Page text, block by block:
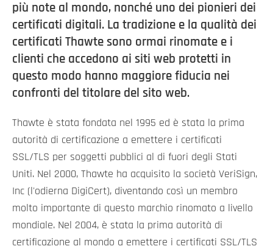
più note al mondo, nonché uno dei pionieri dei
certificati digitali. La tradizione e la qualità dei
certificati Thawte sono ormai rinomate e i
clienti che accedono ai siti web protetti in
questo modo hanno maggiore fiducia nei
confronti del titolare del sito web.
Thawte è stata fondata nel 1995 ed è stata la prima
autorità di certificazione a emettere i certificati
SSL/TLS per soggetti pubblici al di fuori degli Stati
Uniti. Nel 2000, Thawte ha acquisito la società VeriSign,
Inc (l'odierna DigiCert), diventando così un membro
molto importante di questo marchio rinomato a livello
mondiale. Nel 2004, è stata la prima autorità di
certificazione al mondo a emettere i certificati SSL/TLS